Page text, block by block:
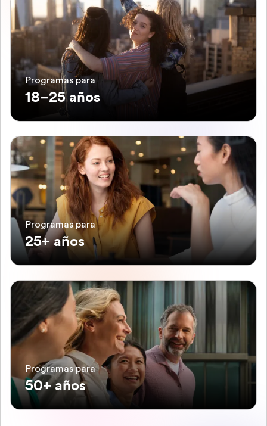
Programas para
18–25 años
Programas para
25+ años
Programas para
50+ años